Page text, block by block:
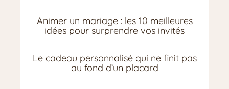
Animer un mariage : les 10 meilleures
idées pour surprendre vos invités
Le cadeau personnalisé qui ne finit pas
au fond d’un placard